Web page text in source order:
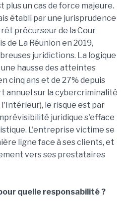
plus un cas de force majeure.
établi par une jurisprudence
précurseur de la Cour
de La Réunion en 2019,
juridictions. La logique
hausse des atteintes
cinq ans et de 27% depuis
annuel sur la cybercriminalité
le risque est par
juridique s'efface
L'entreprise victime se
ligne face à ses clients, et
vers ses prestataires
quelle responsabilité ?